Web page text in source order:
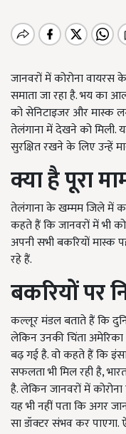
जानवरों में कोरोना
समाता जा रहा है. भय का
को सेनिटाइजर और मास्क
तेलंगाना में देखने को
सुरक्षित रखने के लिए उन्हें
क्या है पूरा
तेलंगाना के खम्मम जिले में
कहते हैं कि जानवरों में भी
अपनी सभी बकरियों मास्क
रहे हैं.
बकरियों पर
कल्लूर मंडल बताते हैं कि
लेकिन उनकी चिंता
बढ़ गई है. वो कहते हैं कि
सफलता भी मिल रही है,
है. लेकिन जानवरों में
यह भी नहीं पता कि अगर
सा डॉक्टर संभव कर पाएगा.